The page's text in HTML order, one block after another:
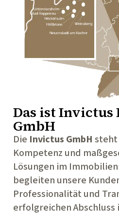
Das istInvictus
GmbH
Die Invictus GmbH steht
Kompetenz und
Lösungen im
begleiten unsere
Professionalität und
erfolgreichen Abschluss